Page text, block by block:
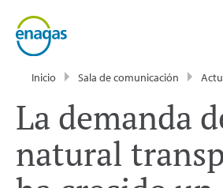
Inicio Sala de comunicación Actualidad
La demanda
natural